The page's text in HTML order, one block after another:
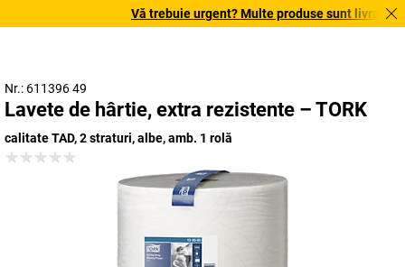
Vă trebuie urgent? Multe produse sunt livrate în
Nr.: 611396 49
Lavete de hârtie, extra rezistente – TORK
calitate TAD, 2 straturi, albe, amb. 1 rolă